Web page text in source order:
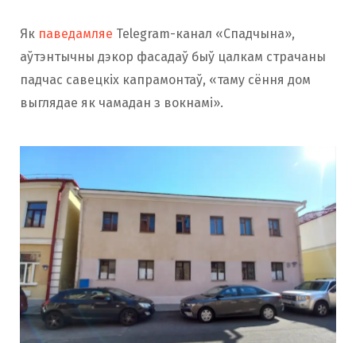
Як паведамляе Telegram-канал «Спадчына»,
аўтэнтычны дэкор фасадаў быў цалкам страчаны
падчас савецкіх капрамонтаў, «таму сёння дом
выглядае як чамадан з вокнамі».